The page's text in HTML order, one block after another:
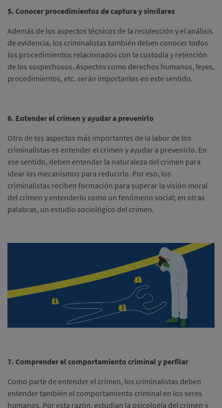
5. Conocer procedimientos de captura y similares
Además de los aspectos técnicos de la recolección y el análisis
de evidencia, los criminalistas también deben conocer todos
los procedimientos relacionados con la custodia y retención
de los sospechosos. Aspectos como derechos humanos, leyes,
procedimientos, etc. serán importantes en este sentido.
6. Entender el crimen y ayudar a prevenirlo
Otro de los aspectos más importantes de la labor de los
criminalistas es entender el crimen y ayudar a prevenirlo. En
ese sentido, deben entender la naturaleza del crimen para
idear los mecanismos para reducirlo. Por eso, los
criminalistas reciben formación para superar la visión moral
del crimen y entenderlo como un fenómeno social; en otras
palabras, un estudio sociológico del crimen.
7. Comprender el comportamiento criminal y perfilar
Como parte de entender el crimen, los criminalistas deben
entender también el comportamiento criminal en los seres
humanos. Por esta razón, estudian la psicología del crimen y